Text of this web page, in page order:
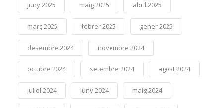
juny 2025 maig 2025 abril 2025
març 2025 febrer 2025 gener 2025
desembre 2024 novembre 2024
octubre 2024 setembre 2024 agost 2024
juliol 2024 juny 2024 maig 2024